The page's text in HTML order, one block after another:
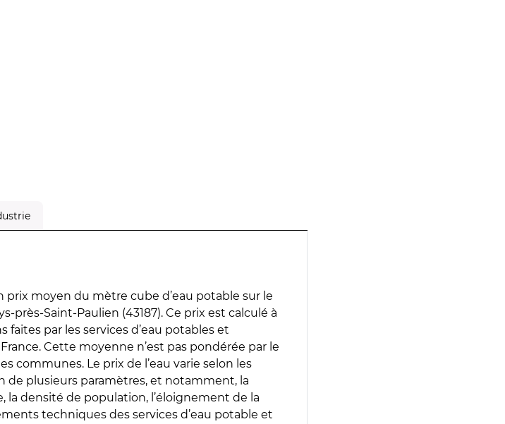
prix moyen du mètre cube d’eau potable sur le
près-Saint-Paulien (43187). Ce prix est calculé à
faites par les services d’eau potables et
Cette moyenne n’est pas pondérée par le
communes. Le prix de l’eau varie selon les
de plusieurs paramètres, et notamment, la
la densité de population, l’éloignement de la
techniques des services d’eau potable et